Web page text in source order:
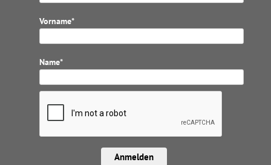
Vorname*
Name*
Anmelden